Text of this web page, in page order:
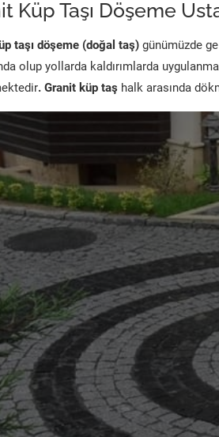
Küp Taşı Döşeme
taşı döşeme (doğal taş) günümüzde
olup yollarda kaldırımlarda
. Granit küp taş halk arasında